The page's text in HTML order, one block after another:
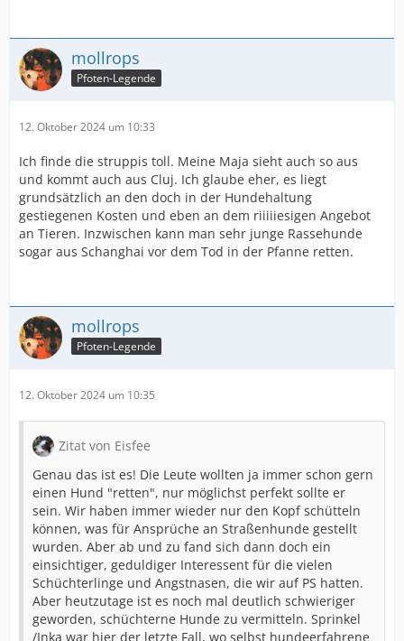
mollrops
Pfoten-Legende
12. Oktober 2024 um 10:33
Ich finde die struppis toll. Meine Maja sieht auch so aus
und kommt auch aus Cluj. Ich glaube eher, es liegt
grundsätzlich an den doch in der Hundehaltung
gestiegenen Kosten und eben an dem riiiiiesigen Angebot
an Tieren. Inzwischen kann man sehr junge Rassehunde
sogar aus Schanghai vor dem Tod in der Pfanne retten.
mollrops
Pfoten-Legende
12. Oktober 2024 um 10:35
Zitat von Eisfee
Genau das ist es! Die Leute wollten ja immer schon gern
einen Hund "retten", nur möglichst perfekt sollte er
sein. Wir haben immer wieder nur den Kopf schütteln
können, was für Ansprüche an Straßenhunde gestellt
wurden. Aber ab und zu fand sich dann doch ein
einsichtiger, geduldiger Interessent für die vielen
Schüchterlinge und Angstnasen, die wir auf PS hatten.
Aber heutzutage ist es noch mal deutlich schwieriger
geworden, schüchterne Hunde zu vermitteln. Sprinkel
/Inka war hier der letzte Fall, wo selbst hundeerfahrene